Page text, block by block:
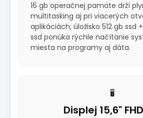
16 gb operačnej pamäte drží
multitasking aj pri viacerých
aplikáciách; úložisko 512 gb ssd
ssd ponúka rýchle načítanie
miesta na programy aj dáta.
🖥️
Displej 15,6"